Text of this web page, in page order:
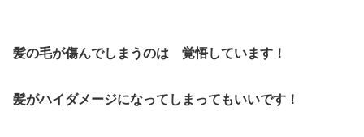
髪の毛が傷んでしまうのは 覚悟しています！
髪がハイダメージになってしまってもいいです！